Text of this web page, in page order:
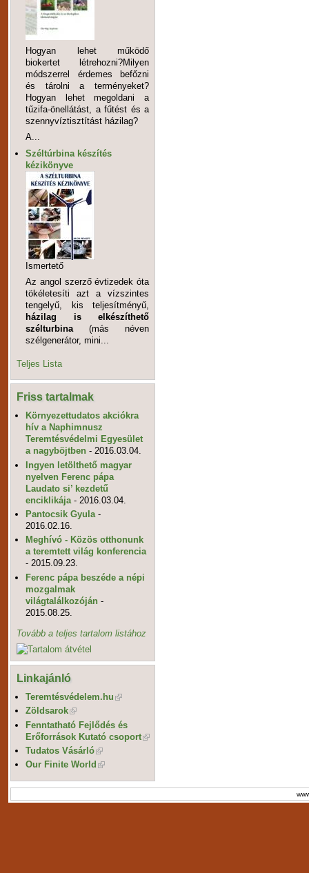
Hogyan lehet működő
biokertet létrehozni?Milyen
módszerrel érdemes befőzni
és tárolni a terményeket?
Hogyan lehet megoldani a
tűzifa-önellátást, a fűtést és a
szennyvíztisztítást házilag?
A...
Széltúrbina készítés
kézikönyve
Ismertető
Az angol szerző évtizedek óta
tökéletesíti azt a vízszintes
tengelyű, kis teljesítményű,
házilag is elkészíthető
szélturbina(más néven
szélgenerátor, mini...
Teljes Lista
Friss tartalmak
Környezettudatos akciókra
hív a Naphimnusz
Teremtésvédelmi Egyesület
a nagyböjtben - 2016.03.04.
Ingyen letölthető magyar
nyelven Ferenc pápa
Laudato si’ kezdetű
enciklikája - 2016.03.04.
Pantocsik Gyula -
2016.02.16.
Meghívó - Közös otthonunk
a teremtett világ konferencia
- 2015.09.23.
Ferenc pápa beszéde a népi
mozgalmak
világtalálkozóján -
2015.08.25.
Tovább a teljes tartalom listához
Linkajánló
Teremtésvédelem.hu
Zöldsarok
Fenntatható Fejlődés és
Erőforrások Kutató csoport
Tudatos Vásárló
Our Finite World